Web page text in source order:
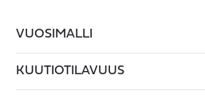
VUOSIMALLI
KUUTIOTILAVUUS